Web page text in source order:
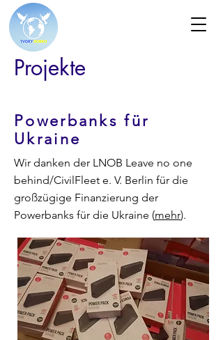
Projekte
Powerbanks für
Ukraine
Wir danken der LNOB Leave no one
behind/CivilFleet e. V. Berlin für die
großzügige Finanzierung der
Powerbanks für die Ukraine (mehr).